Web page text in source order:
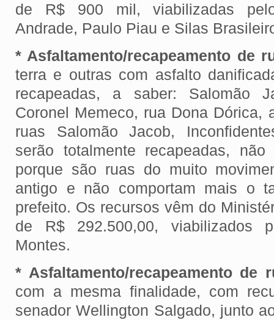
de R$ 900 mil, viabilizadas
Andrade, Paulo Piau e Silas
* Asfaltamento/recapeamento de
terra e outras com asfalto
recapeadas, a saber: Salomão
Coronel Memeco, rua Dona Dórica,
ruas Salomão Jacob,
serão totalmente recapeadas,
porque são ruas do muito
antigo e não comportam mais o
prefeito. Os recursos vêm do
de R$ 292.500,00, viabilizados
Montes.
* Asfaltamento/recapeamento de
com a mesma finalidade, com
senador Wellington Salgado, junto